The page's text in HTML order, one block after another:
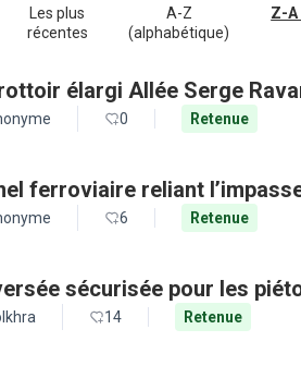
Les plus
récentes
A-Z
(alphabétique)
Z-A
Un trottoir élargi Allée Serge
0 Retenue
ferroviaire reliant
6 Retenue
sécurisée pour les
14 Retenue